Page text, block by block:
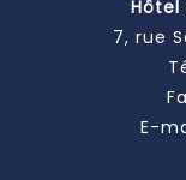
Hôtel
7, rue
E-